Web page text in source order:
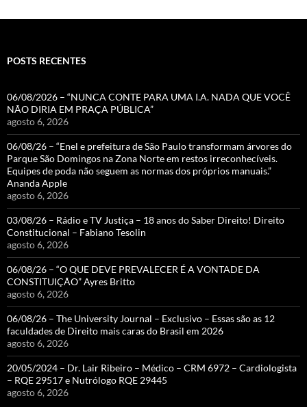
POSTS RECENTES
06/08/2026 – “NUNCA CONTE PARA UMA I.A. NADA QUE VOCÊ
NÃO DIRIA EM PRAÇA PÚBLICA”
agosto 6, 2026
06/08/26 – “Enel e prefeitura de São Paulo transformam árvores do
Parque São Domingos na Zona Norte em restos irreconhecíveis.
Equipes de poda não seguem as normas dos próprios manuais.”
Ananda Apple
agosto 6, 2026
03/08/26 – Rádio e TV Justiça – 18 anos do Saber Direito! Direito
Constitucional – Fabiano Tesolin
agosto 6, 2026
06/08/26 – “O QUE DEVE PREVALECER É A VONTADE DA
CONSTITUIÇÃO” Ayres Britto
agosto 6, 2026
06/08/26 – The University Journal – Exclusivo – Essas são as 12
faculdades de Direito mais caras do Brasil em 2026
agosto 6, 2026
20/05/2024 – Dr. Lair Ribeiro – Médico – CRM 6972 – Cardiologista
– RQE 29517 e Nutrólogo RQE 29445
agosto 6, 2026